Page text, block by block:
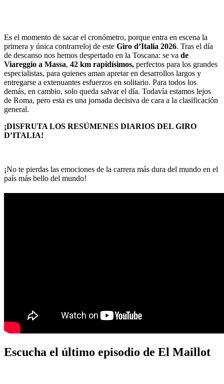
Es el momento de sacar el cronómetro, porque entra en escena la
primera y única contrarreloj de este Giro d’Italia 2026. Tras el día
de descanso nos hemos despertado en la Toscana: se va de
Viareggio a Massa, 42 km rapidísimos, perfectos para los grandes
especialistas, para quienes aman apretar en desarrollos largos y
entregarse a extenuantes esfuerzos en solitario. Para todos los
demás, en cambio, solo queda salvar el día. Todavía estamos lejos
de Roma, pero esta es una jornada decisiva de cara a la clasificación
general.
¡DISFRUTA LOS RESÚMENES DIARIOS DEL GIRO
D’ITALIA!
¡No te pierdas las emociones de la carrera más dura del mundo en el
país más bello del mundo!
Escucha el último episodio de El Maillot